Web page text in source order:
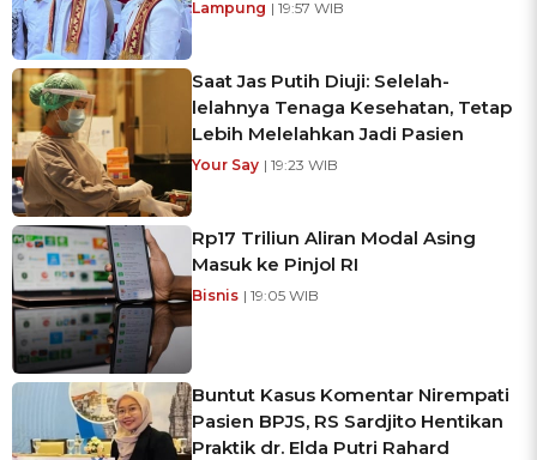
Lampung | 19:57 WIB
Saat Jas Putih Diuji: Selelah-
lelahnya Tenaga Kesehatan, Tetap
Lebih Melelahkan Jadi Pasien
Your Say | 19:23 WIB
Rp17 Triliun Aliran Modal Asing
Masuk ke Pinjol RI
Bisnis | 19:05 WIB
Buntut Kasus Komentar Nirempati
Pasien BPJS, RS Sardjito Hentikan
Praktik dr. Elda Putri Rahard